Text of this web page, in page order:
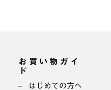
お買い物ガイ
ド
はじめての方へ